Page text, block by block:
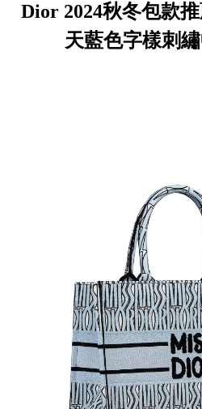
Dior 2024秋冬包款
天藍色字樣刺